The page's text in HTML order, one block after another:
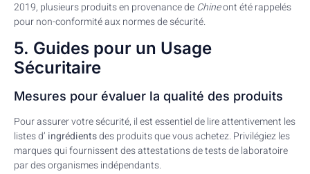
2019, plusieurs produits en provenance deChineont été rappelés
pour non-conformité aux normes de sécurité.
5. Guides pour un Usage
Sécuritaire
Mesures pour évaluer la qualité des produits
Pour assurer votre sécurité, il est essentiel de lire attentivement les
listes d’ ingrédientsdes produits que vous achetez. Privilégiez les
marques qui fournissent des attestations de tests de laboratoire
par des organismes indépendants.